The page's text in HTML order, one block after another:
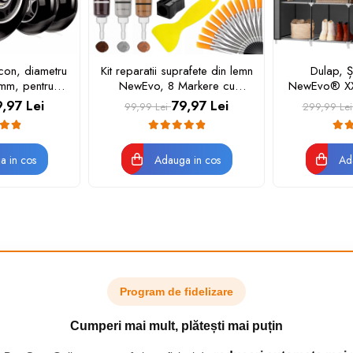
PRODUSULUI
diametru
pentru
scaune
Negru
Lei
in cos
Kit reparatii suprafete din lemn
NewEvo, 8 Markere cu
Cerneala Uleioasa, 8
Creioane Cerate, 12 Tuburi
Vopsea, 12 Pensule,
Ascutitoare
99,99 Lei79,97 Lei
Adauga in cos
Dulap,
NewEvo®
cm,
Cadru
Bare pentru
Rafturi,
Duble,
299,99
Program de fidelizare
Cumperi mai mult, plătești mai puțin